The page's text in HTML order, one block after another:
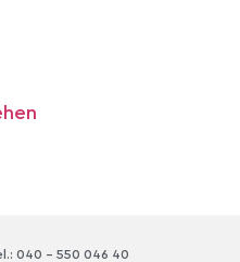
040 – 550 046 40